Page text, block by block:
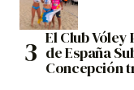
El Club
de España
Concepción